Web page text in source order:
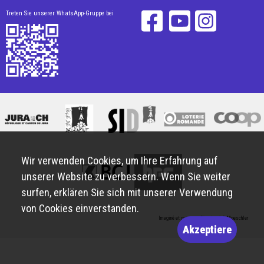
Treten Sie unserer WhatsApp-Gruppe bei
Imaginé et conçu parGiorgianni & Moeschler
Wir verwenden Cookies, um Ihre Erfahrung auf
unserer Website zu verbessern. Wenn Sie weiter
surfen, erklären Sie sich mit unserer Verwendung
von Cookies einverstanden.
Akzeptiere